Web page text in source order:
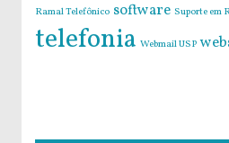
Ramal Telefônico software Suporte em
telefonia Webmail USP